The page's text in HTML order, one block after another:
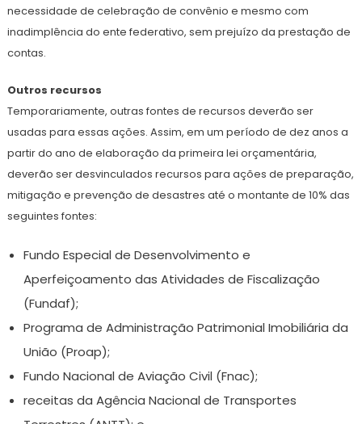
necessidade de celebração de convênio e mesmo com
inadimplência do ente federativo, sem prejuízo da prestação de
contas.
Outros recursos
Temporariamente, outras fontes de recursos deverão ser
usadas para essas ações. Assim, em um período de dez anos a
partir do ano de elaboração da primeira lei orçamentária,
deverão ser desvinculados recursos para ações de preparação,
mitigação e prevenção de desastres até o montante de 10% das
seguintes fontes:
Fundo Especial de Desenvolvimento e
Aperfeiçoamento das Atividades de Fiscalização
(Fundaf);
Programa de Administração Patrimonial Imobiliária da
União (Proap);
Fundo Nacional de Aviação Civil (Fnac);
receitas da Agência Nacional de Transportes